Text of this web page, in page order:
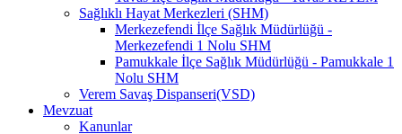
Sağlıklı Hayat Merkezleri (SHM)
Merkezefendi İlçe Sağlık Müdürlüğü -
Merkezefendi 1 Nolu SHM
Pamukkale İlçe Sağlık Müdürlüğü - Pamukkale 1
Nolu SHM
Verem Savaş Dispanseri(VSD)
Mevzuat
Kanunlar